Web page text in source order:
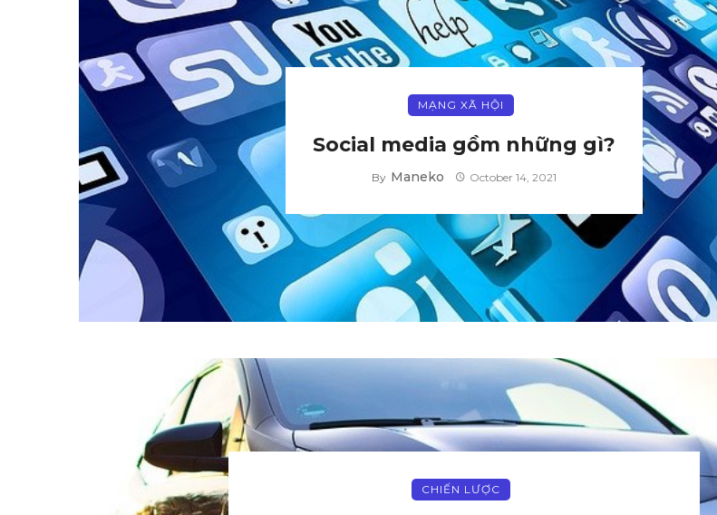
MẠNG XÃ HỘI
Social media gồm những gì?
By Maneko October 14, 2021
CHIẾN LƯỢC